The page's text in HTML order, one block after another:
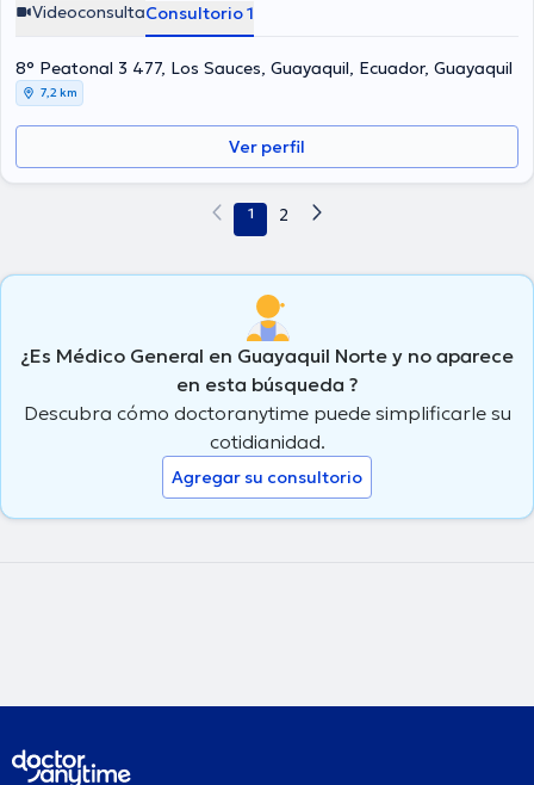
VideoconsultaConsultorio 1
8° Peatonal 3 477, Los Sauces, Guayaquil, Ecuador, Guayaquil
7,2 km
Ver perfil
1 2
¿Es Médico General en Guayaquil Norte y no aparece
en esta búsqueda ?
Descubra cómo doctoranytime puede simplificarle su
cotidianidad.
Agregar su consultorio